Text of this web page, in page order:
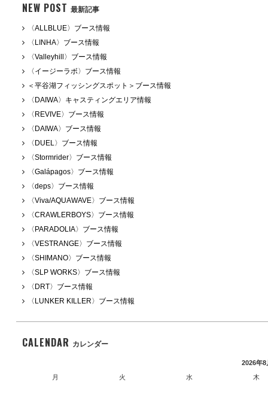
NEW POST 最新記事
〈ALLBLUE〉ブース情報
〈LINHA〉ブース情報
〈Valleyhill〉ブース情報
〈イージーラボ〉ブース情報
＜平谷湖フィッシングスポット＞ブース情報
〈DAIWA〉キャスティングエリア情報
〈REVIVE〉ブース情報
〈DAIWA〉ブース情報
〈DUEL〉ブース情報
〈Stormrider〉ブース情報
〈Galápagos〉ブース情報
〈deps〉ブース情報
〈Viva/AQUAWAVE〉ブース情報
〈CRAWLERBOYS〉ブース情報
〈PARADOLIA〉ブース情報
〈VESTRANGE〉ブース情報
〈SHIMANO〉ブース情報
〈SLP WORKS〉ブース情報
〈DRT〉ブース情報
〈LUNKER KILLER〉ブース情報
CALENDAR カレンダー
2026年8
月
火 水 木